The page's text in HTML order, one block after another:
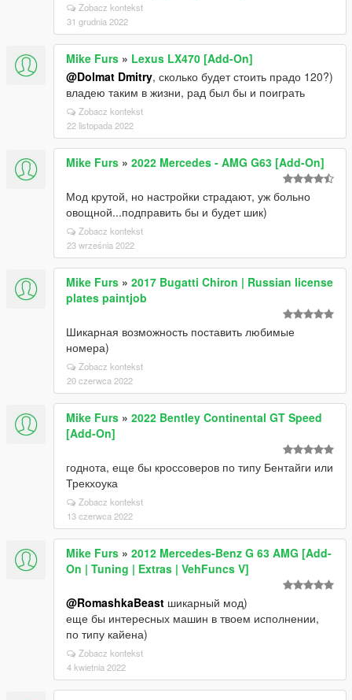
<fClutchChangeRateScaleDownShift
value="5.400000" />
<fInitialDriveMaxFlatVel value="188,055" />
<fBrakeForce value="2.60000" />
<fBrakeBiasFront value="0.465000" />
<fHandBrakeForce value="0.450000" />
<fSteeringLock value="40.000000" />
<fTractionCurveMax value="3.100000" />
<fTractionCurveMin value="3.000000" />
<fTractionCurveLateral value="23.000000" />
<fTractionSpringDeltaMax value="0,150000" />
<fLowSpeedTractionLossMult value="1.000000" />
<fCamberStiffnesss value="0.000000"/>
<fTractionBiasFront value="0.494000"/>
<fTractionLossMult value="0.600000"/>
<fSuspensionForce value="3.100000"/>
<fSuspensionCompDamp value="2.100000"/>
<fSuspensionReboundDamp value="3.300000"/>
<fSuspensionUpperLimit value="0.140000"/>
<fSuspensionLowerLimit value="-0.160000"/>
<fSuspensionRaise value="-0.050000"/>
<fSuspensionBiasFront value="0.500000"/>
<fAntiRollBarForce value="0.000000"/>
<fAntiRollBarBiasFront value="0.580000"/>
<fRollCentreHeightFront value="0.500000"/>
<fRollCentreHeightRear value="0.500000"/>
<fCollisionDamageMult value="1.000000"/>
<fWeaponDamageMult value="1.000000"/>
<fDeformationDamageMult value="0.800000"/>
<fEngineDamageMult value="1.500000"/>
<fPetrolTankVolume value="70.000000"/>
<fOilVolume value="6.500000"/>
<fSeatOffsetDistX value="0.200000"/>
<fSeatOffsetDistY value="0.000000"/>
<fSeatOffsetDistZ value="0.000000"/>
<nMonetaryValue value="25000"/>
<strModelFlags>00440010</strModelFlags>
<strHandlingFlags>00000000</strHandlingFlags>
<strDamageFlags>00000000</strDamageFlags>
<AIHandling>СРЕДНЕЕ</AIHandling>
<SubHandlingData>
<Item type="CCarHandlingData">
<fBackEndPopUpCarImpulseMult value="0.100000"/>
<fBackEndPopUpBuildingImpulseMult
Zobacz kontekst
31 grudnia 2022
Mike Furs » Lexus LX470 [Add-On]
@Dolmat Dmitry, сколько будет стоить прадо 120?)
владею таким в жизни, рад был бы и поиграть
Zobacz kontekst
22 listopada 2022
Mike Furs » 2022 Mercedes - AMG G63 [Add-On]
Мод крутой, но настройки страдают, уж больно
овощной...подправить бы и будет шик)
Zobacz kontekst
23 września 2022
Mike Furs » 2017 Bugatti Chiron | Russian license
plates paintjob
Шикарная возможность поставить любимые
номера)
Zobacz kontekst
20 czerwca 2022
Mike Furs » 2022 Bentley Continental GT Speed
[Add-On]
годнота, еще бы кроссоверов по типу Бентайги или
Трекхоука
Zobacz kontekst
13 czerwca 2022
Mike Furs » 2012 Mercedes-Benz G 63 AMG [Add-
On | Tuning | Extras | VehFuncs V]
@RomashkaBeast шикарный мод)
еще бы интересных машин в твоем исполнении,
по типу кайена)
Zobacz kontekst
4 kwietnia 2022